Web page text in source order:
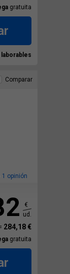
gratuita
laborables
1 opinión
Comparar
€
ud.
284,18 €
gratuita